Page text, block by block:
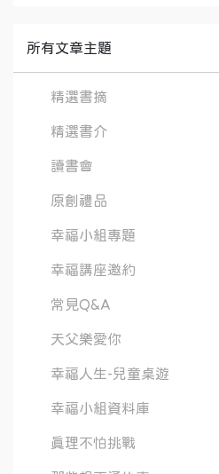
所有文章主題
精選書摘
精選書介
讀書會
原創禮品
幸福小組專題
幸福講座邀約
常見Q&A
天父樂愛你
幸福人生-兒童桌遊
幸福小組資料庫
真理不怕挑戰